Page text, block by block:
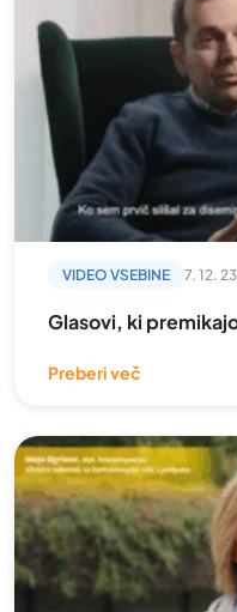
Strokovne
Video
Vračanje na delo
Vse bolezni
Zdravljenje in
VIDEO VSEBINE 7. 12.
Glasovi, ki
Preberi več